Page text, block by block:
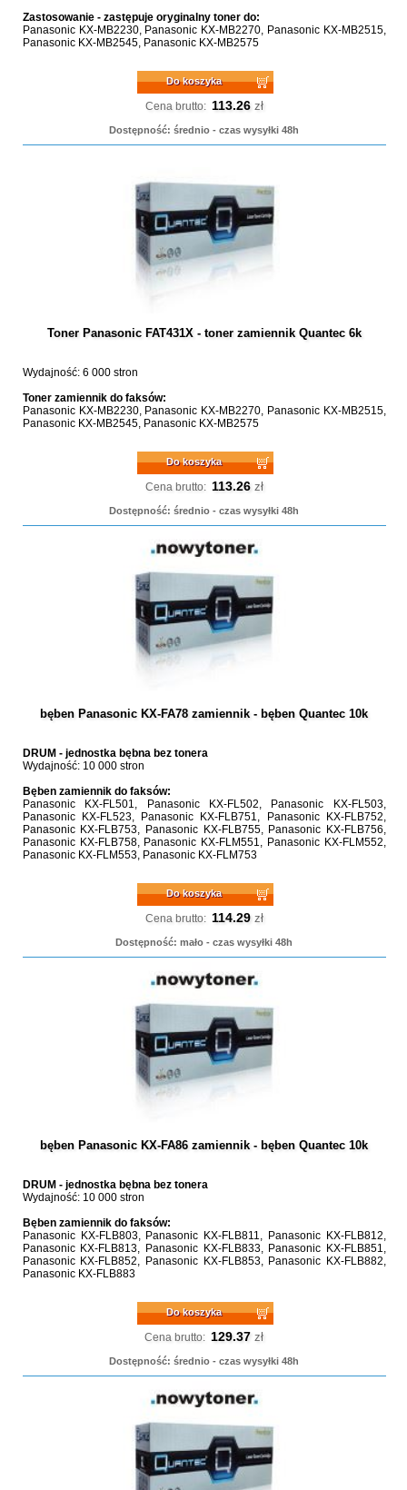
Zastosowanie - zastępuje oryginalny toner do:
Panasonic KX-MB2230, Panasonic KX-MB2270, Panasonic KX-MB2515,
Panasonic KX-MB2545, Panasonic KX-MB2575
Do koszyka
Cena brutto: 113.26 zł
Dostępność: średnio - czas wysyłki 48h
Toner Panasonic FAT431X - toner zamiennik Quantec 6k
Wydajność: 6 000 stron
Toner zamiennik do faksów:
Panasonic KX-MB2230, Panasonic KX-MB2270, Panasonic KX-MB2515,
Panasonic KX-MB2545, Panasonic KX-MB2575
Do koszyka
Cena brutto: 113.26 zł
Dostępność: średnio - czas wysyłki 48h
bęben Panasonic KX-FA78 zamiennik - bęben Quantec 10k
DRUM - jednostka bębna bez tonera
Wydajność: 10 000 stron
Bęben zamiennik do faksów:
Panasonic KX-FL501, Panasonic KX-FL502, Panasonic KX-FL503,
Panasonic KX-FL523, Panasonic KX-FLB751, Panasonic KX-FLB752,
Panasonic KX-FLB753, Panasonic KX-FLB755, Panasonic KX-FLB756,
Panasonic KX-FLB758, Panasonic KX-FLM551, Panasonic KX-FLM552,
Panasonic KX-FLM553, Panasonic KX-FLM753
Do koszyka
Cena brutto: 114.29 zł
Dostępność: mało - czas wysyłki 48h
bęben Panasonic KX-FA86 zamiennik - bęben Quantec 10k
DRUM - jednostka bębna bez tonera
Wydajność: 10 000 stron
Bęben zamiennik do faksów:
Panasonic KX-FLB803, Panasonic KX-FLB811, Panasonic KX-FLB812,
Panasonic KX-FLB813, Panasonic KX-FLB833, Panasonic KX-FLB851,
Panasonic KX-FLB852, Panasonic KX-FLB853, Panasonic KX-FLB882,
Panasonic KX-FLB883
Do koszyka
Cena brutto: 129.37 zł
Dostępność: średnio - czas wysyłki 48h